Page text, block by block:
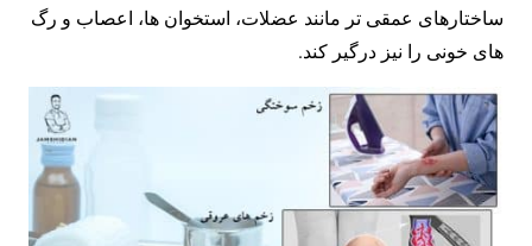
ساختارهای عمقی تر مانند عضلات، استخوان ها، اعصاب و رگ
های خونی را نیز درگیر کند.